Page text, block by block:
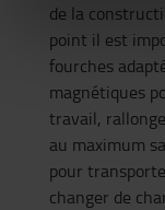
de la
point il est
fourches
magnétiques
travail,
au maximum
pour
changer de